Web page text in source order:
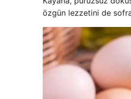
özgün lezzetini de